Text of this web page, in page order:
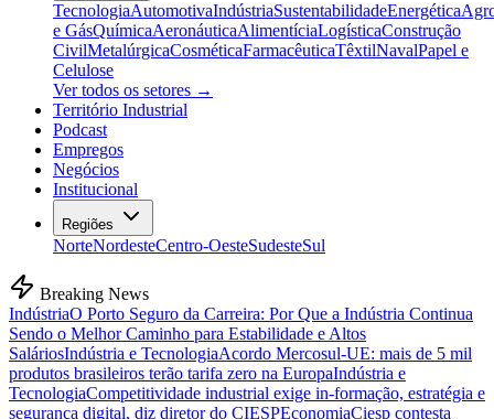
TecnologiaAutomotivaIndústriaSustentabilidadeEnergética
e GásQuímicaAeronáuticaAlimentíciaLogísticaConstrução
CivilMetalúrgicaCosméticaFarmacêuticaTêxtilNavalPapel e
Celulose
Ver todos os setores →
Território Industrial
Podcast
Empregos
Negócios
Institucional
Regiões
NorteNordesteCentro-OesteSudesteSul
Breaking News
IndústriaO Porto Seguro da Carreira: Por Que a Indústria Continua
Sendo o Melhor Caminho para Estabilidade e Altos
SaláriosIndústria e TecnologiaAcordo Mercosul-UE: mais de 5 mil
produtos brasileiros terão tarifa zero na EuropaIndústria e
TecnologiaCompetitividade industrial exige in-formação, estratégia e
segurança digital, diz diretor do CIESPEconomiaCiesp contesta